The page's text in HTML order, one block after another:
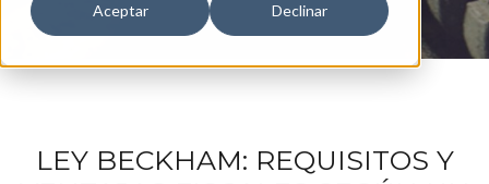
Aceptar Declinar
LEY BECKHAM: REQUISITOS Y